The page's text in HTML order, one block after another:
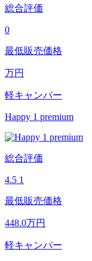
総合評価
0
最低販売価格
万円
軽キャンパー
Happy 1 premium
総合評価
4.5 1
最低販売価格
448.0万円
軽キャンパー